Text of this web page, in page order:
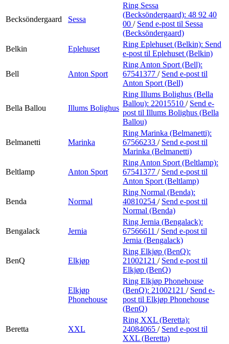
Becksöndergaard Sessa
Ring Sessa
(Becksöndergaard): 48 92 40
00 / Send e-post til Sessa
(Becksöndergaard)
Belkin
Eplehuset
Ring Eplehuset (Belkin): Send
e-post til Eplehuset (Belkin)
Bell Anton Sport
Ring Anton Sport (Bell):
67541377 / Send e-post til
Anton Sport (Bell)
Bella Ballou Illums Bolighus
Ring Illums Bolighus (Bella
Ballou): 22015510 / Send e-
post til Illums Bolighus (Bella
Ballou)
Belmanetti Marinka
Ring Marinka (Belmanetti):
67566233 / Send e-post til
Marinka (Belmanetti)
Beltlamp Anton Sport
Ring Anton Sport (Beltlamp):
67541377 / Send e-post til
Anton Sport (Beltlamp)
Benda Normal
Ring Normal (Benda):
40810254 / Send e-post til
Normal (Benda)
Bengalack Jernia
Ring Jernia (Bengalack):
67566611 / Send e-post til
Jernia (Bengalack)
BenQ Elkjøp
Ring Elkjøp (BenQ):
21002121 / Send e-post til
Elkjøp (BenQ)
Elkjøp
Phonehouse
Ring Elkjøp Phonehouse
(BenQ): 21002121 / Send e-
post til Elkjøp Phonehouse
(BenQ)
Beretta XXL
Ring XXL (Beretta):
24084065 / Send e-post til
XXL (Beretta)